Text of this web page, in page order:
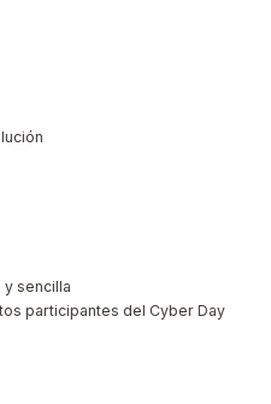
sencilla
participantes del Cyber Day